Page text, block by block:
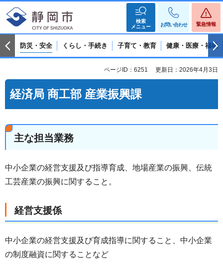
検索
メニュー
お問い合わせ 緊急情報
防災・安全 くらし・手続き 子育て・教育 健康・医療・福祉
ページID：6251 更新日：2026年4月3日
経済局 商工部 産業振興課
主な担当業務
中小企業の経営支援及び指導育成、地場産業の振興、伝統
工芸産業の振興に関すること。
経営支援係
中小企業の経営支援及び育成指導に関すること、中小企業
の制度融資に関することなど